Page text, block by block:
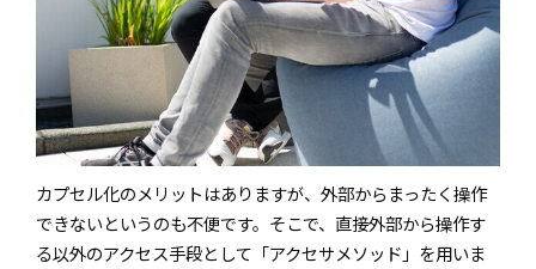
カプセル化のメリットはありますが、外部からまったく操作
できないというのも不便です。そこで、直接外部から操作す
る以外のアクセス手段として「アクセサメソッド」を用いま